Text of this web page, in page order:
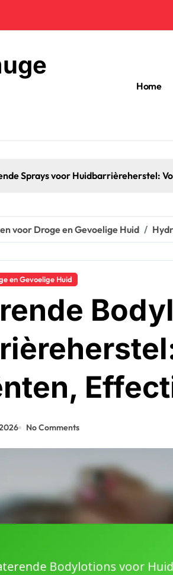
Home
Gebruik, Aanbevelingen
voor Droge en Gevoelige Huid
en Gevoelige Huid
No Comments